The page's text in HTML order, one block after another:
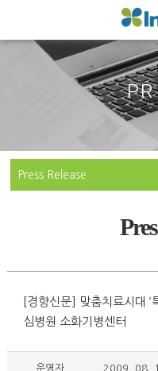
Press Release
[경향신문] 맞춤치료시대
심병원 소화기병센터
운영자 2009. 08.